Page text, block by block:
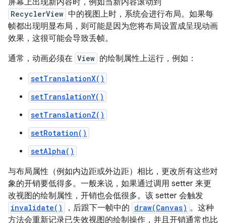
RecyclerView 中的视图上时，系统会进行布局。如果每
帧都出现明显布局，则可能是因为您将布局设置成呈现动画
效果，这很可能会导致丢帧。
通常，动画必须在 View 的绘制属性上运行，例如：
setTranslationX()
setTranslationY()
setTranslationZ()
setRotation()
setAlpha()
与布局属性（例如内边距或外边距）相比，更改所有这些对
象的开销要低得多。一般来说，如果通过调用 setter 来更
改视图的绘制属性，开销也会低很多。该 setter 会触发
invalidate() ，后跟下一帧中的 draw(Canvas) 。这种
方法会重新记录已失效视图的绘制操作，并且开销通常也比